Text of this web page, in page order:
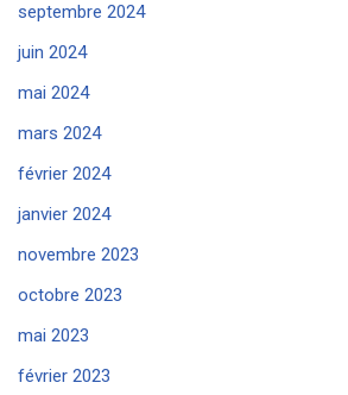
septembre 2024
juin 2024
mai 2024
mars 2024
février 2024
janvier 2024
novembre 2023
octobre 2023
mai 2023
février 2023